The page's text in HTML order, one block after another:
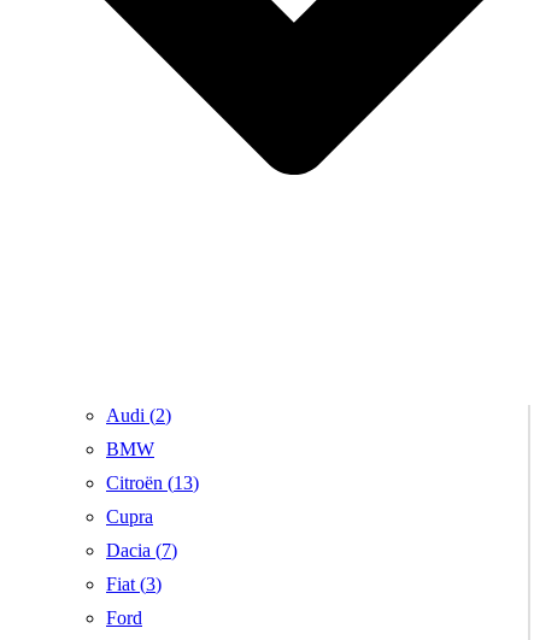
Audi (2)
BMW
Citroën (13)
Cupra
Dacia (7)
Fiat (3)
Ford